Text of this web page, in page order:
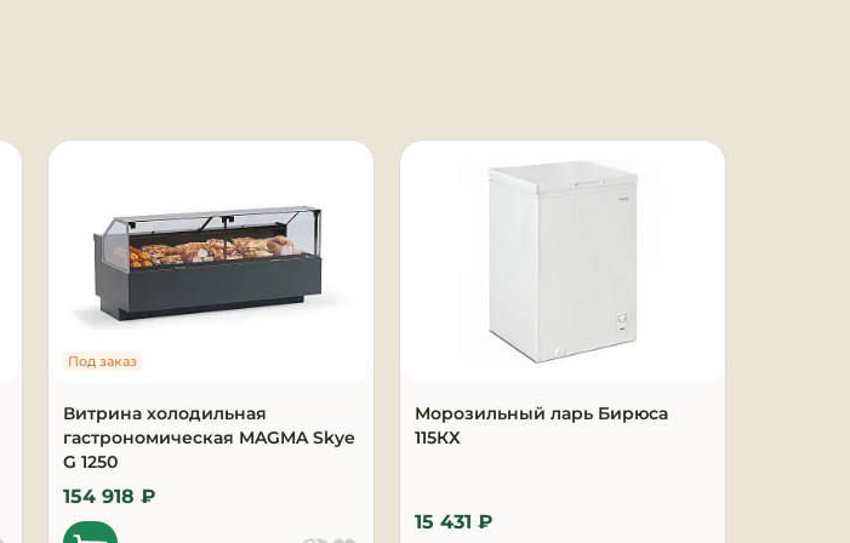
Витрина холодильная
гастрономическая MAGMA Skye
G 1250
Под заказ
154 918 ₽
Морозильный ларь Бирюса
115КХ
15 431 ₽